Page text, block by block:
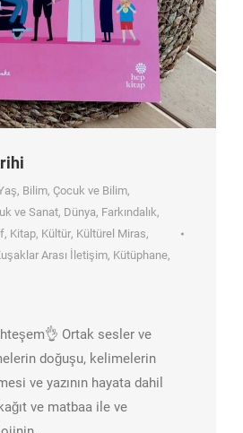
, Bilim, Çocuk ve Bilim,
ve Sanat, Dünya, Farkındalık,
, Kitap, Kültür, Kültürel Miras,
Arası İletişim, Kütüphane,
Ortak sesler ve
doğuşu, kelimelerin
ve yazının hayata dahil
ve matbaa ile ve